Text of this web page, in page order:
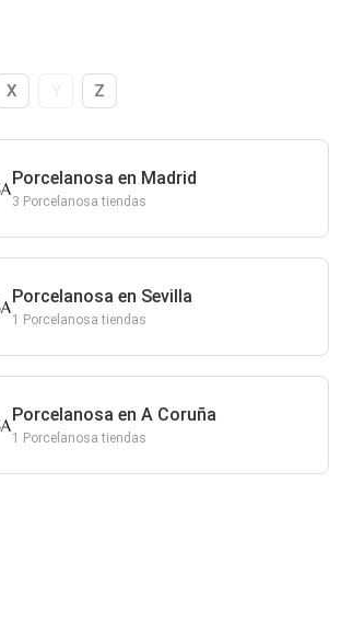
X Z
Porcelanosa en Madrid
3 Porcelanosa tiendas
Porcelanosa en Sevilla
1 Porcelanosa tiendas
Porcelanosa en A Coruña
1 Porcelanosa tiendas